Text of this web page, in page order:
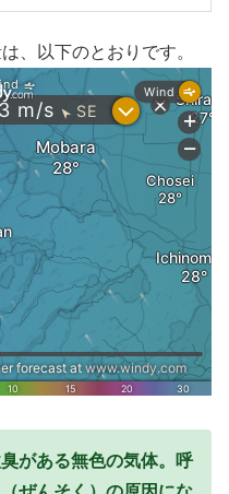
、以下のとおりです。
がある無色の気体。呼